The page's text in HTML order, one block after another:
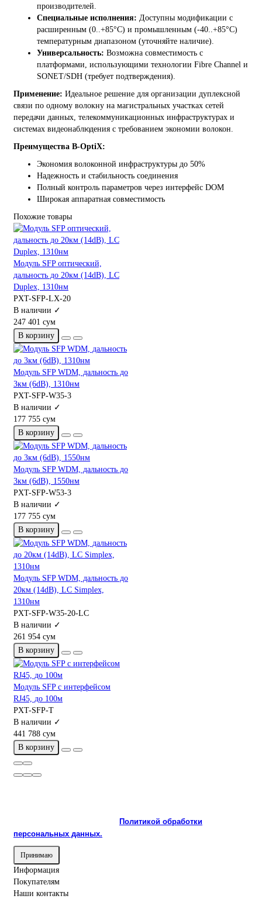
производителей.
Специальные исполнения: Доступны модификации с
расширенным (0..+85°C) и промышленным (-40..+85°C)
температурным диапазоном (уточняйте наличие).
Универсальность: Возможна совместимость с
платформами, использующими технологии Fibre Channel и
SONET/SDH (требует подтверждения).
Применение: Идеальное решение для организации дуплексной
связи по одному волокну на магистральных участках сетей
передачи данных, телекоммуникационных инфраструктурах и
системах видеонаблюдения с требованием экономии волокон.
Преимущества B-OptiX:
Экономия волоконной инфраструктуры до 50%
Надежность и стабильность соединения
Полный контроль параметров через интерфейс DOM
Широкая аппаратная совместимость
Похожие товары
Модуль SFP оптический,
дальность до 20км (14dB), LC
Duplex, 1310нм
PXT-SFP-LX-20
В наличии ✓
247 401 сум
В корзину
Модуль SFP WDM, дальность до
3км (6dB), 1310нм
PXT-SFP-W35-3
В наличии ✓
177 755 сум
В корзину
Модуль SFP WDM, дальность до
3км (6dB), 1550нм
PXT-SFP-W53-3
В наличии ✓
177 755 сум
В корзину
Модуль SFP WDM, дальность до
20км (14dB), LC Simplex,
1310нм
PXT-SFP-W35-20-LC
В наличии ✓
261 954 сум
В корзину
Модуль SFP с интерфейсом
RJ45, до 100м
PXT-SFP-T
В наличии ✓
441 788 сум
В корзину
Политикой обработки
персональных данных.
Принимаю
Информация
Покупателям
Наши контакты